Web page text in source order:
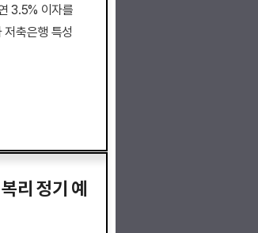
3.5% 이자를
저축은행 특성
리 정기 예